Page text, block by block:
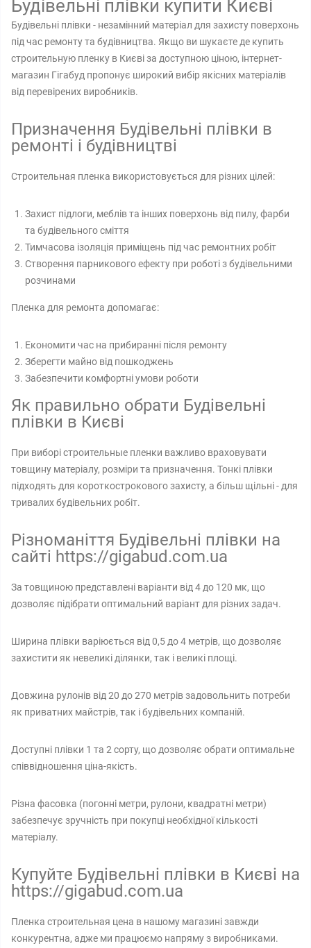
Будівельні плівки купити Києві
Будівельні плівки - незамінний матеріал для захисту поверхонь
під час ремонту та будівництва. Якщо ви шукаєте де купить
строительную пленку в Києві за доступною ціною, інтернет-
магазин Гігабуд пропонує широкий вибір якісних матеріалів
від перевірених виробників.
Призначення Будівельні плівки в
ремонті і будівництві
Строительная пленка використовується для різних цілей:
Захист підлоги, меблів та інших поверхонь від пилу, фарби
та будівельного сміття
Тимчасова ізоляція приміщень під час ремонтних робіт
Створення парникового ефекту при роботі з будівельними
розчинами
Пленка для ремонта допомагає:
Економити час на прибиранні після ремонту
Зберегти майно від пошкоджень
Забезпечити комфортні умови роботи
Як правильно обрати Будівельні
плівки в Києві
При виборі строительные пленки важливо враховувати
товщину матеріалу, розміри та призначення. Тонкі плівки
підходять для короткострокового захисту, а більш щільні - для
тривалих будівельних робіт.
Різноманіття Будівельні плівки на
сайті https://gigabud.com.ua
За товщиною представлені варіанти від 4 до 120 мк, що
дозволяє підібрати оптимальний варіант для різних задач.
Ширина плівки варіюється від 0,5 до 4 метрів, що дозволяє
захистити як невеликі ділянки, так і великі площі.
Довжина рулонів від 20 до 270 метрів задовольнить потреби
як приватних майстрів, так і будівельних компаній.
Доступні плівки 1 та 2 сорту, що дозволяє обрати оптимальне
співвідношення ціна-якість.
Різна фасовка (погонні метри, рулони, квадратні метри)
забезпечує зручність при покупці необхідної кількості
матеріалу.
Купуйте Будівельні плівки в Києві на
https://gigabud.com.ua
Пленка строительная цена в нашому магазині завжди
конкурентна, адже ми працюємо напряму з виробниками.